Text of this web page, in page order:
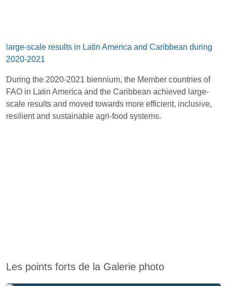
large-scale results in Latin America and Caribbean during
2020-2021
During the 2020-2021 biennium, the Member countries of
FAO in Latin America and the Caribbean achieved large-
scale results and moved towards more efficient, inclusive,
resilient and sustainable agri-food systems.
Les points forts de la Galerie photo